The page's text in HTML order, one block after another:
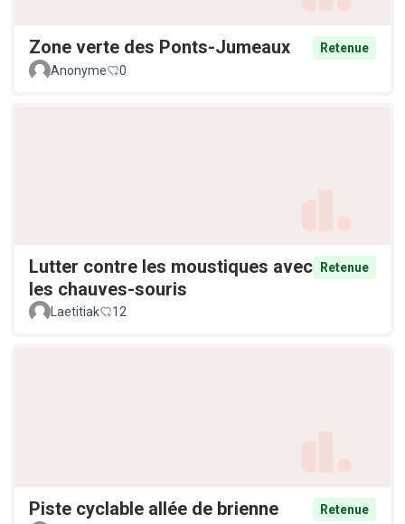
Zone verte des Ponts-Jumeaux
Retenue
Anonyme
0
Lutter contre les moustiques avec
les chauves-souris
Retenue
Laetitiak 12
Piste cyclable allée de brienne
Retenue